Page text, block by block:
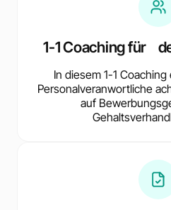
1-1 Coaching für
In diesem 1-1
Personalveranwortliche
auf